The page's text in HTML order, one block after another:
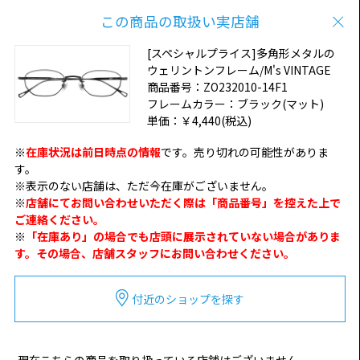
この商品の取扱い実店舗
[スペシャルプライス]多角形メタルの
ウェリントンフレーム/M's VINTAGE
商品番号： ZO232010-14F1
フレームカラー： ブラック(マット)
単価： ￥4,440(税込)
※在庫状況は前日時点の情報です。売り切れの可能性がありま
す。
※表示のない店舗は、ただ今在庫がございません。
※店舗にてお問い合わせいただく際は「商品番号」を控えた上で
ご連絡ください。
※ 「在庫あり」の場合でも店頭に展示されていない場合がありま
す。その場合、店舗スタッフにお問い合わせください。
付近のショップを探す